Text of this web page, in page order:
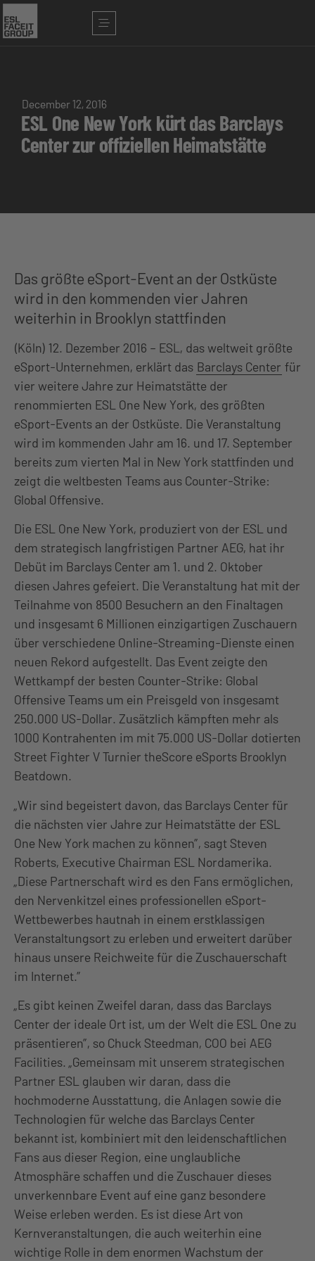
December 12, 2016
ESL One New York kürt das Barclays
Center zur offiziellen Heimatstätte
Das größte eSport-Event an der Ostküste
wird in den kommenden vier Jahren
weiterhin in Brooklyn stattfinden
(Köln) 12. Dezember 2016 – ESL, das weltweit größte
eSport-Unternehmen, erklärt das Barclays Center für
vier weitere Jahre zur Heimatstätte der
renommierten ESL One New York, des größten
eSport-Events an der Ostküste. Die Veranstaltung
wird im kommenden Jahr am 16. und 17. September
bereits zum vierten Mal in New York stattfinden und
zeigt die weltbesten Teams aus Counter-Strike:
Global Offensive.
Die ESL One New York, produziert von der ESL und
dem strategisch langfristigen Partner AEG, hat ihr
Debüt im Barclays Center am 1. und 2. Oktober
diesen Jahres gefeiert. Die Veranstaltung hat mit der
Teilnahme von 8500 Besuchern an den Finaltagen
und insgesamt 6 Millionen einzigartigen Zuschauern
über verschiedene Online-Streaming-Dienste einen
neuen Rekord aufgestellt. Das Event zeigte den
Wettkampf der besten Counter-Strike: Global
Offensive Teams um ein Preisgeld von insgesamt
250.000 US-Dollar. Zusätzlich kämpften mehr als
1000 Kontrahenten im mit 75.000 US-Dollar dotierten
Street Fighter V Turnier theScore eSports Brooklyn
Beatdown.
„Wir sind begeistert davon, das Barclays Center für
die nächsten vier Jahre zur Heimatstätte der ESL
One New York machen zu können”, sagt Steven
Roberts, Executive Chairman ESL Nordamerika.
„Diese Partnerschaft wird es den Fans ermöglichen,
den Nervenkitzel eines professionellen eSport-
Wettbewerbes hautnah in einem erstklassigen
Veranstaltungsort zu erleben und erweitert darüber
hinaus unsere Reichweite für die Zuschauerschaft
im Internet.”
„Es gibt keinen Zweifel daran, dass das Barclays
Center der ideale Ort ist, um der Welt die ESL One zu
präsentieren”, so Chuck Steedman, COO bei AEG
Facilities. „Gemeinsam mit unserem strategischen
Partner ESL glauben wir daran, dass die
hochmoderne Ausstattung, die Anlagen sowie die
Technologien für welche das Barclays Center
bekannt ist, kombiniert mit den leidenschaftlichen
Fans aus dieser Region, eine unglaubliche
Atmosphäre schaffen und die Zuschauer dieses
unverkennbare Event auf eine ganz besondere
Weise erleben werden. Es ist diese Art von
Kernveranstaltungen, die auch weiterhin eine
wichtige Rolle in dem enormen Wachstum der